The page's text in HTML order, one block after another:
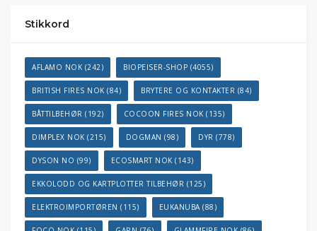
Stikkord
AFLAMO NOK (242) BIOPEISER-SHOP (4055)
BRITISH FIRES NOK (84) BRYTERE OG KONTAKTER (84)
BÅTTILBEHØR (192) COCOON FIRES NOK (135)
DIMPLEX NOK (215) DOGMAN (98) DYR (778)
DYSON NO (99) ECOSMART NOK (143)
EKKOLODD OG KARTPLOTTER TILBEHØR (125)
ELEKTROIMPORTØREN (115) EUKANUBA(88)